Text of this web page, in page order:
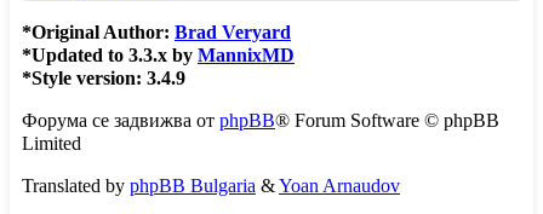
*Original Author: Brad Veryard
*Updated to 3.3.x by MannixMD
*Style version: 3.4.9
Форума се задвижва от phpBB® Forum Software © phpBB
Limited
Translated by phpBB Bulgaria &Yoan Arnaudov